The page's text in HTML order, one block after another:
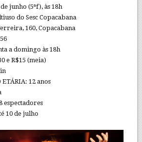
junho (5ªf), às 18h
do Sesc Copacabana
160, Copacabana
a domingo às 18h
e R$15 (meia)
ETÁRIA: 12 anos
espectadores
10 de julho